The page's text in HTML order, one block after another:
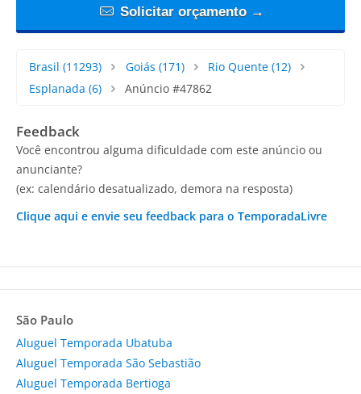
Solicitar orçamento →
Brasil (11293) Goiás (171) Rio Quente (12)
Esplanada (6) Anúncio #47862
Feedback
Você encontrou alguma dificuldade com este anúncio ou
anunciante?
(ex: calendário desatualizado, demora na resposta)
Clique aqui e envie seu feedback para o TemporadaLivre
São Paulo
Aluguel Temporada Ubatuba
Aluguel Temporada São Sebastião
Aluguel Temporada Bertioga